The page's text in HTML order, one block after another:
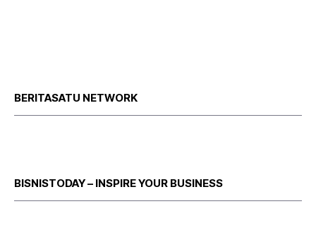
BERITASATU NETWORK
BISNISTODAY – INSPIRE YOUR BUSINESS